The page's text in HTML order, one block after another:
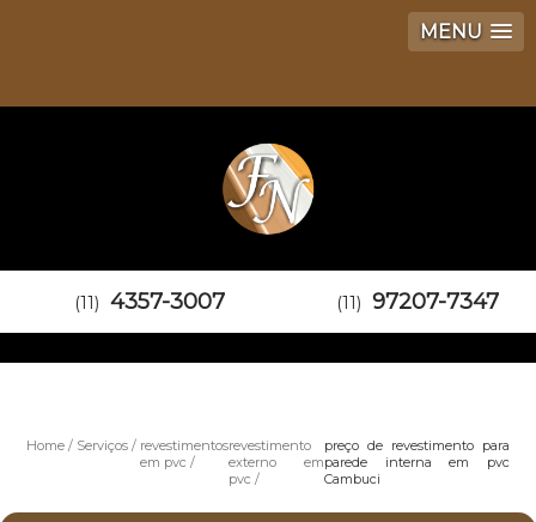
MENU
(11) 4357-3007 (11) 97207-7347
Home Serviços
revestimentos
em pvc
revestimento
externo em
pvc
preço de revestimento para
parede interna em pvc
Cambuci